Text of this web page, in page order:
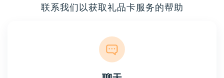
联系我们以获取礼品卡服务的帮助